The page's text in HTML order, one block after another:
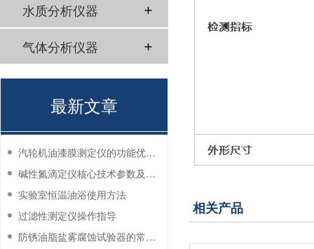
相关产品
水质分析仪器
气体分析仪器
最新文章
汽轮机油漆膜测定仪的功能优势有哪些？
碱性氮滴定仪核心技术参数及应用说明
实验室恒温油浴使用方法
过滤性测定仪操作指导
防锈油脂盐雾腐蚀试验器的常见故障与解决方法